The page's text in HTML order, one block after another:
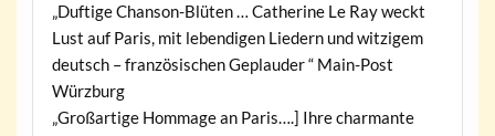
„Duftige Chanson-Blüten … Catherine Le Ray weckt
Lust auf Paris, mit lebendigen Liedern und witzigem
deutsch – französischen Geplauder “ Main-Post
Würzburg
„Großartige Hommage an Paris….] Ihre charmante